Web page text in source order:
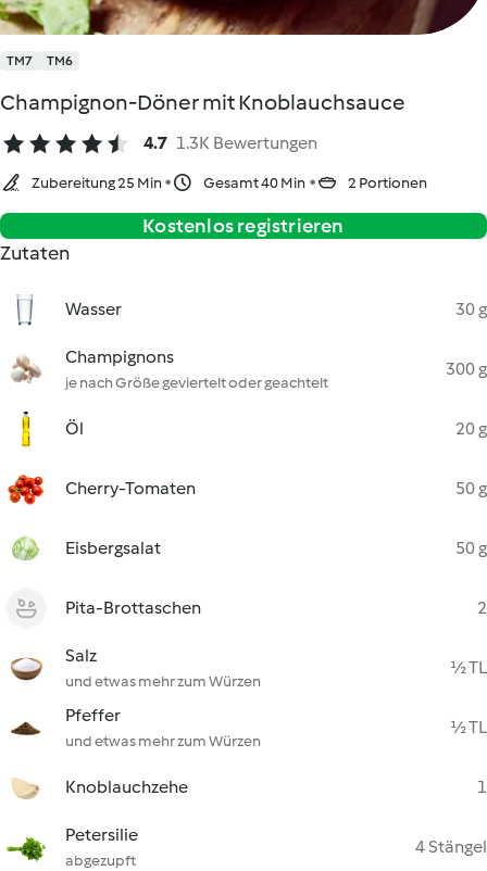
TM7 TM6
Champignon-Döner mit Knoblauchsauce
4.7 1.3K Bewertungen
Zubereitung 25 Min Gesamt 40 Min 2 Portionen
Kostenlos registrieren
Zutaten
Wasser 30 g
Champignons
je nach Größe geviertelt oder geachtelt
300 g
Öl 20 g
Cherry-Tomaten 50 g
Eisbergsalat 50 g
Pita-Brottaschen 2
Salz
und etwas mehr zum Würzen
½ TL
Pfeffer
und etwas mehr zum Würzen
½ TL
Knoblauchzehe 1
Petersilie
abgezupft
4 Stängel